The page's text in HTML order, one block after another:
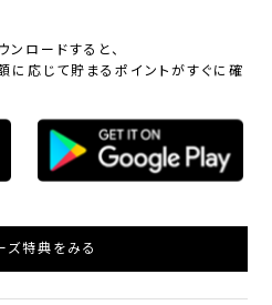
ロードすると、
に応じて貯まるポイントがすぐに確
ズ特典をみる